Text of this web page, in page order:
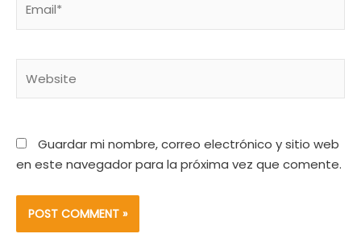
Guardar mi nombre, correo electrónico y sitio web
en este navegador para la próxima vez que comente.